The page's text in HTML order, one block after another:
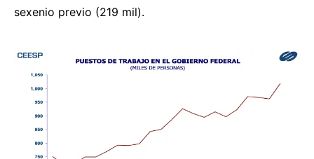
sexenio previo (219 mil).